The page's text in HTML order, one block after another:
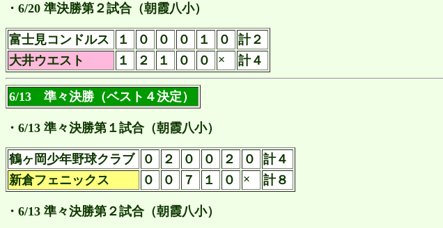
・6/20 準決勝第２試合（朝霞八小）
富士見コンドルス １ ０ ０ ０ １ ０
計２
大井ウエスト
１ ２ １ ０ ０ × 計４
6/13 準々決勝（ベスト４決定）
・6/13 準々決勝第１試合（朝霞八小）
鶴ヶ岡少年野球クラブ ０ ２ ０ ０ ２ ０
計４
新倉フェニックス
０ ０ ７ １ ０ × 計８
・6/13 準々決勝第２試合（朝霞八小）